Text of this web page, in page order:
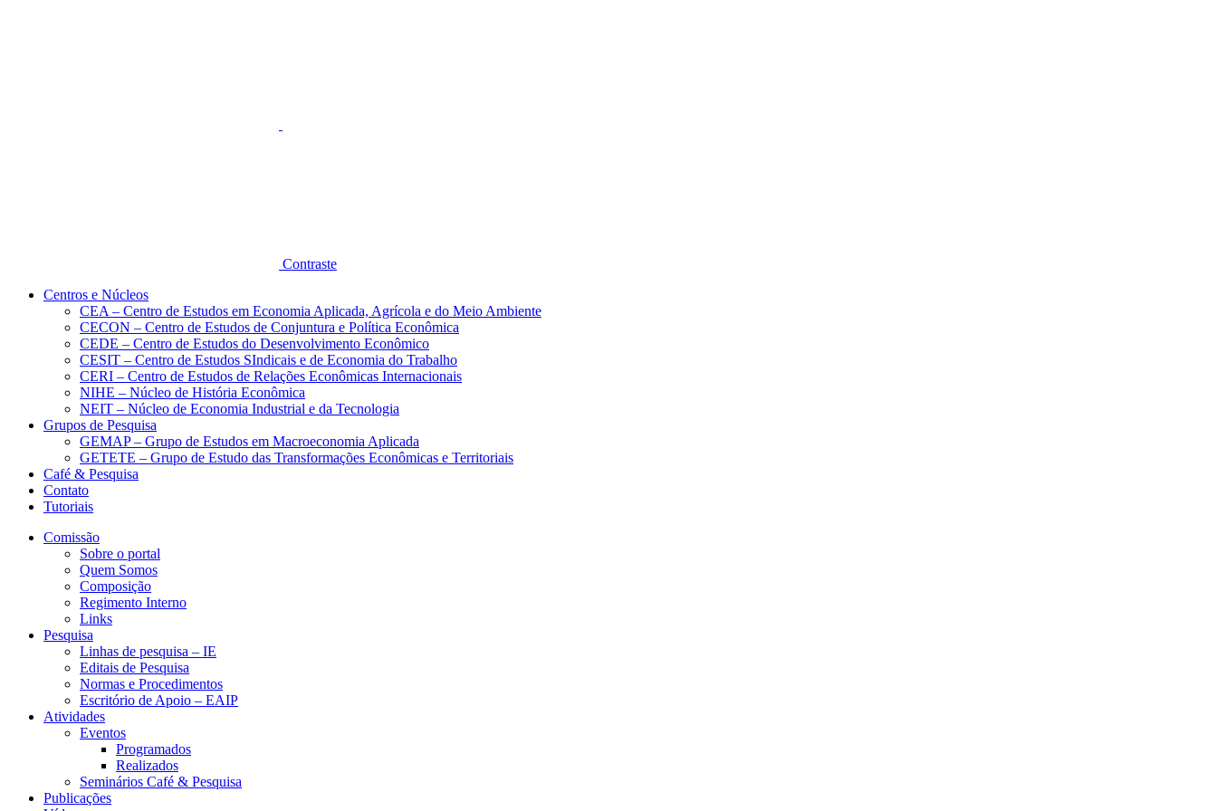
Contraste
Centros e Núcleos
CEA – Centro de Estudos em Economia Aplicada, Agrícola e do Meio Ambiente
CECON – Centro de Estudos de Conjuntura e Política Econômica
CEDE – Centro de Estudos do Desenvolvimento Econômico
CESIT – Centro de Estudos SIndicais e de Economia do Trabalho
CERI – Centro de Estudos de Relações Econômicas Internacionais
NIHE – Núcleo de História Econômica
NEIT – Núcleo de Economia Industrial e da Tecnologia
Grupos de Pesquisa
GEMAP – Grupo de Estudos em Macroeconomia Aplicada
GETETE – Grupo de Estudo das Transformações Econômicas e Territoriais
Café & Pesquisa
Contato
Tutoriais
Comissão
Sobre o portal
Quem Somos
Composição
Regimento Interno
Links
Pesquisa
Linhas de pesquisa – IE
Editais de Pesquisa
Normas e Procedimentos
Escritório de Apoio – EAIP
Atividades
Eventos
Programados
Realizados
Seminários Café & Pesquisa
Publicações